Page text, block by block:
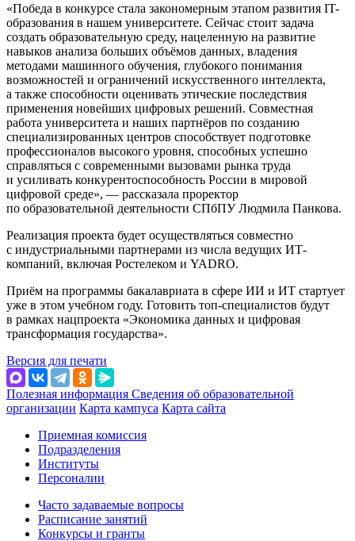
Победа в конкурсе стала закономерным этапом развития IT-
образования в нашем университете. Сейчас стоит задача
создать образовательную среду, нацеленную на развитие
навыков анализа больших объёмов данных, владения
методами машинного обучения, глубокого понимания
возможностей и ограничений искусственного интеллекта,
а также способности оценивать этические последствия
применения новейших цифровых решений. Совместная
работа университета и наших партнёров по созданию
специализированных центров способствует подготовке
профессионалов высокого уровня, способных успешно
справляться с современными вызовами рынка труда
и усиливать конкурентоспособность России в мировой
цифровой среде , — рассказала проректор
по образовательной деятельности СПбПУ Людмила Панкова.
Реализация проекта будет осуществляться совместно
с индустриальными партнерами из числа ведущих ИТ-
компаний, включая Ростелеком и YADRO.
Приём на программы бакалавриата в сфере ИИ и ИТ стартует
уже в этом учебном году. Готовить топ-специалистов будут
в рамках нацпроекта «Экономика данных и цифровая
трансформация государства».
Версия для печати
Полезная информация Сведения об образовательной
организации Карта кампуса Карта сайта
Приемная комиссия
Подразделения
Институты
Персоналии
Часто задаваемые вопросы
Расписание занятий
Конкурсы и гранты